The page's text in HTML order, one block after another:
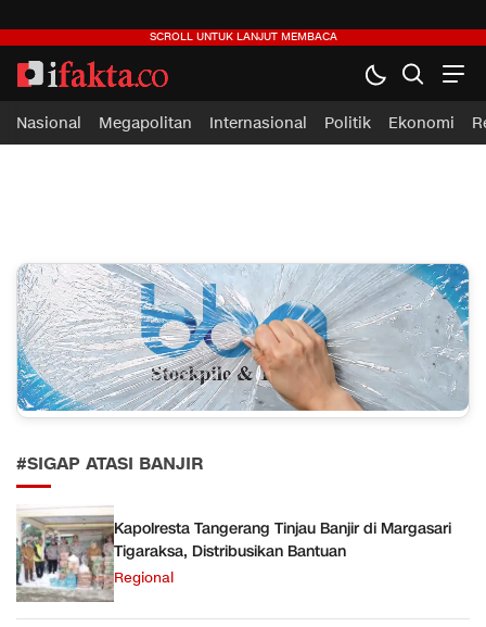
ifakta.co
#pastibenar
Nasional Megapolitan Internasional Politik Ekonomi
#SIGAP ATASI BANJIR
Kapolresta Tangerang Tinjau Banjir di Margasari
Tigaraksa, Distribusikan Bantuan
Regional